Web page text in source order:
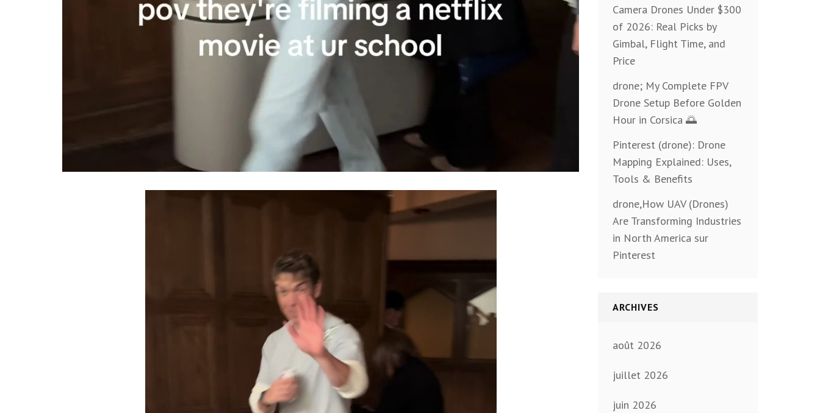
Camera Drones Under $300
of 2026: Real Picks by
Gimbal, Flight Time, and
Price
drone; My Complete FPV
Drone Setup Before Golden
Hour in Corsica 🌅
Pinterest (drone): Drone
Mapping Explained: Uses,
Tools & Benefits
drone,How UAV (Drones)
Are Transforming Industries
in North America sur
Pinterest
ARCHIVES
août 2026
juillet 2026
juin 2026